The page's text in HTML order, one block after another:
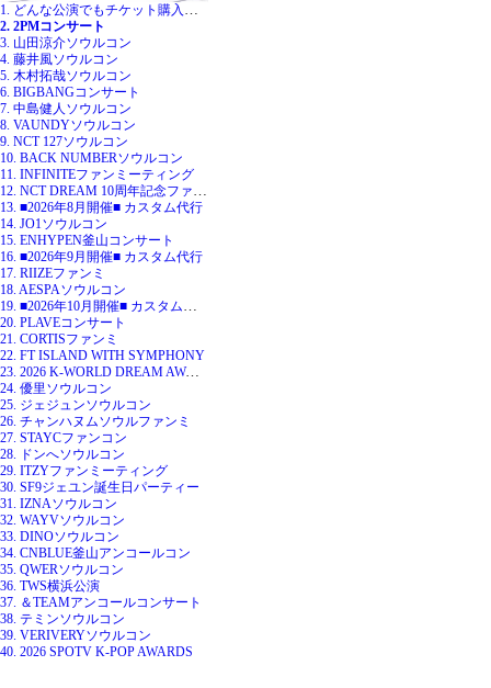
1. どんな公演でもチケット購入代行
2. 2PMコンサート
3. 山田涼介ソウルコン
4. 藤井風ソウルコン
5. 木村拓哉ソウルコン
6. BIGBANGコンサート
7. 中島健人ソウルコン
8. VAUNDYソウルコン
9. NCT 127ソウルコン
10. BACK NUMBERソウルコン
11. INFINITEファンミーティング
12. NCT DREAM 10周年記念ファンミ
13. ■2026年8月開催■ カスタム代行
14. JO1ソウルコン
15. ENHYPEN釜山コンサート
16. ■2026年9月開催■ カスタム代行
17. RIIZEファンミ
18. AESPAソウルコン
19. ■2026年10月開催■ カスタム代行
20. PLAVEコンサート
21. CORTISファンミ
22. FT ISLAND WITH SYMPHONY
23. 2026 K-WORLD DREAM AWARDS
24. 優里ソウルコン
25. ジェジュンソウルコン
26. チャンハヌムソウルファンミ
27. STAYCファンコン
28. ドンへソウルコン
29. ITZYファンミーティング
30. SF9ジェユン誕生日パーティー
31. IZNAソウルコン
32. WAYVソウルコン
33. DINOソウルコン
34. CNBLUE釜山アンコールコン
35. QWERソウルコン
36. TWS横浜公演
37. ＆TEAMアンコールコンサート
38. テミンソウルコン
39. VERIVERYソウルコン
40. 2026 SPOTV K-POP AWARDS